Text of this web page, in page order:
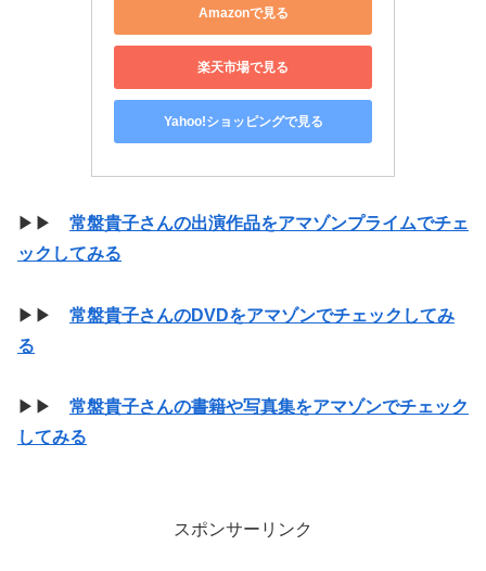
Amazonで見る
楽天市場で見る
Yahoo!ショッピングで見る
▶▶ 常盤貴子さんの出演作品をアマゾンプライムでチェ
ックしてみる
▶▶ 常盤貴子さんのDVDをアマゾンでチェックしてみ
る
▶▶ 常盤貴子さんの書籍や写真集をアマゾンでチェック
してみる
スポンサーリンク